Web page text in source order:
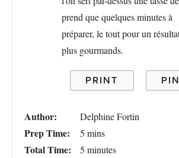
PRINT PIN
Author: Delphine Fortin
Prep Time: 5 mins
Total Time: 5 minutes